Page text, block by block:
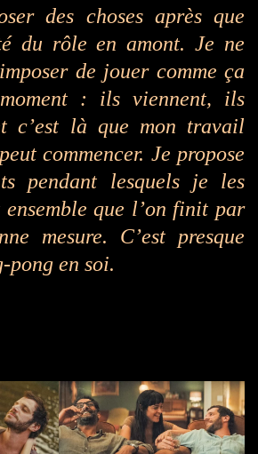
des choses après que
du rôle en amont. Je ne
de jouer comme ça
: ils viennent, ils
c’est là que mon travail
commencer. Je propose
pendant lesquels je les
que l’on finit par
mesure. C’est presque
pong en soi.